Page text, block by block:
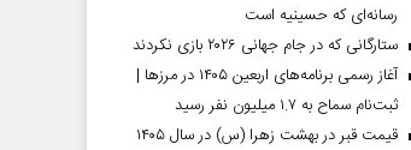
رسانه‌ای که حسینیه است
ستارگانی که در جام جهانی ۲۰۲۶ بازی نکردند
آغاز رسمی برنامه‌های اربعین ۱۴۰۵ در مرز‌ها |
ثبت‌نام سماح به ۱.۷ میلیون نفر رسید
قیمت قبر در بهشت زهرا (س) در سال ۱۴۰۵